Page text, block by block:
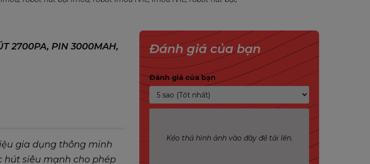
2700PA, PIN 3000MAH,
gia dụng thông minh
hút siêu mạnh cho phép
Đánh giá của bạn
Đánh giá của bạn
Kéo thả hình ảnh vào đây để tải lên.